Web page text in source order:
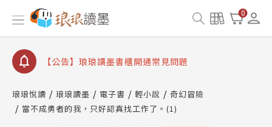
0
查詢
【公告】琅琅讀墨數位閱讀資產合併與書櫃開通申請
【公告】琅琅讀墨書櫃開通常見問題
請圖文教學
【公告】琅琅書店服務升級重要說明及資產合併結果
查詢
琅琅悅讀 琅琅讀墨 電子書 輕小說
奇幻冒險
當不成勇者的我，只好認真找工作了。(1)